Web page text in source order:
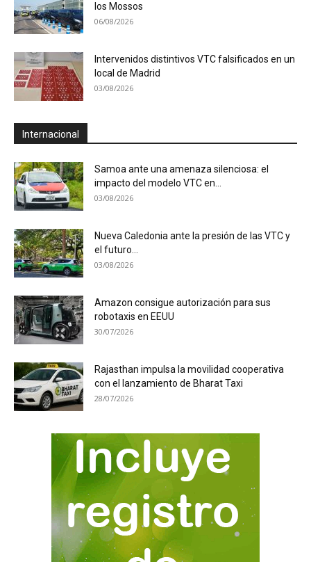
los Mossos
06/08/2026
Intervenidos distintivos VTC falsificados en un
local de Madrid
03/08/2026
Internacional
Samoa ante una amenaza silenciosa: el
impacto del modelo VTC en...
03/08/2026
Nueva Caledonia ante la presión de las VTC y
el futuro...
03/08/2026
Amazon consigue autorización para sus
robotaxis en EEUU
30/07/2026
Rajasthan impulsa la movilidad cooperativa
con el lanzamiento de Bharat Taxi
28/07/2026